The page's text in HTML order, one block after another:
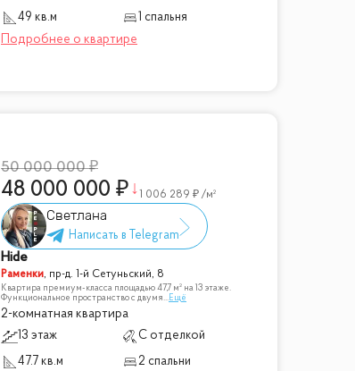
49 кв.м
1 спальня
50 000 000
48 000 000 1 006 289 /м²
Светлана
Hide
Раменки, пр-д. 1-й Сетуньский, 8
Квартира премиум-класса площадью 47,7 м² на 13 этаже.
Функциональное пространство с двумя...Ещё
2-комнатная квартира
13 этаж
С отделкой
47.7 кв.м
2 спальни